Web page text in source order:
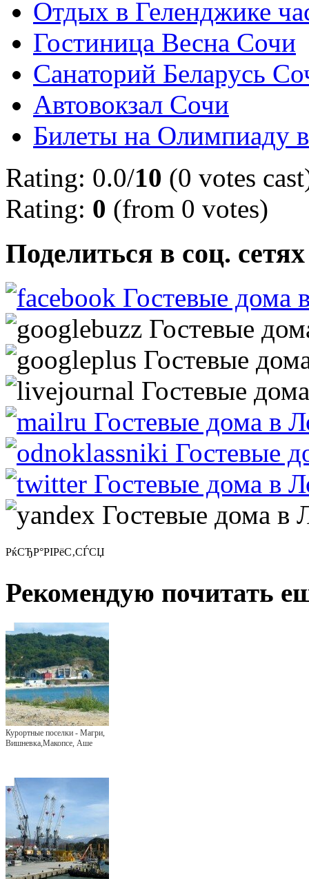
Отдых в Геленджике
Гостиница Весна Сочи
Санаторий Беларусь
Автовокзал Сочи
Билеты на Олимпиаду
Rating: 0.0/10 (0 votes
Rating: 0 (from 0 votes)
Поделиться в соц. сетях
РќСЂР°РІРёС‚СЃСЏ
Рекомендую почитать
Курортные поселки - Магри,
Вишневка,Макопсе, Аше